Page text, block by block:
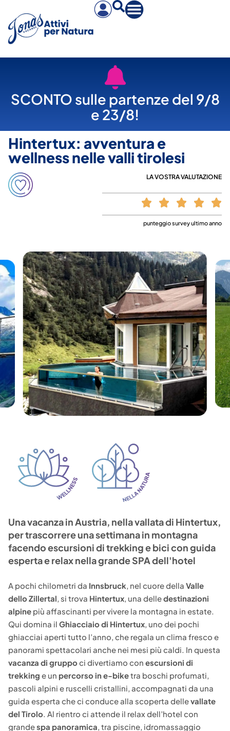
SCONTO sulle partenze del 9/8
e 23/8!
Hintertux: avventura e
wellness nelle valli tirolesi
LA VOSTRA VALUTAZIONE
punteggio survey ultimo anno
Una vacanza in Austria, nella vallata di Hintertux,
per trascorrere una settimana in montagna
facendo escursioni di trekking e bici con guida
esperta e relax nella grande SPA dell'hotel
A pochi chilometri da Innsbruck, nel cuore della Valle
dello Zillertal, si trova Hintertux, una delledestinazioni
alpine più affascinanti per vivere la montagna in estate.
Qui domina il Ghiacciaio di Hintertux, uno dei pochi
ghiacciai aperti tutto l’anno, che regala un clima fresco e
panorami spettacolari anche nei mesi più caldi. In questa
vacanza di gruppoci divertiamo con escursioni di
trekking e un percorso in e-biketra boschi profumati,
pascoli alpini e ruscelli cristallini, accompagnati da una
guida esperta che ci conduce alla scoperta dellevallate
del Tirolo. Al rientro ci attende il relax dell’hotel con
grandespa panoramica, tra piscine, idromassaggio